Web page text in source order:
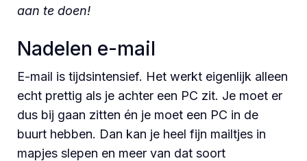
aan te doen!
Nadelen e-mail
E-mail is tijdsintensief. Het werkt eigenlijk alleen
echt prettig als je achter een PC zit. Je moet er
dus bij gaan zitten én je moet een PC in de
buurt hebben. Dan kan je heel fijn mailtjes in
mapjes slepen en meer van dat soort